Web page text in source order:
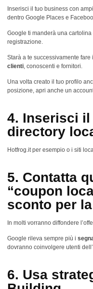
Inserisci il tuo business con
dentro Google Places e
Google ti manderà una
registrazione.
Starà a te successivamente fare
clienti, conoscenti e fornitori.
Una volta creato il tuo profilo
posizione, apri anche un
4. Inserisci
directory
Hotfrog.it per esempio o i siti
5. Contatta
“coupon
sconto per
In molti vorranno diffondere
Google rileva sempre più i
dovranno coinvolgere utenti
6. Usa